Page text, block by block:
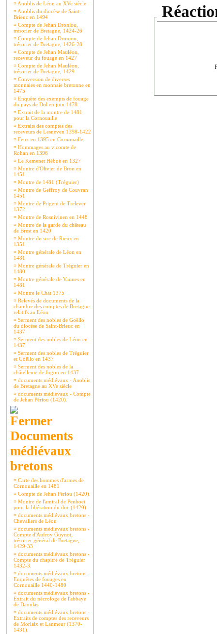
¤ Anoblis de Léon au XVe siècle
¤ Anoblis du diocèse de Saint-
Brieuc en 1494
¤ Compte de Jehan Droniou,
trésorier de Bretagne, 1424-26
¤ Compte de Jehan Droniou,
trésorier de Bretagne, 1426-28
¤ Compte de Jehan Mauléon,
receveur du fouage en 1427
¤ Compte de Jehan Mauléon,
trésorier de Bretagne, 1429
¤ Conversion de diverses
monnaies en monnaie bretonne en
1475
¤ Enquête des exempts de fouage
du pays de Dol en juin 1478.
¤ Extrait de la montre de 1481
pour la Cornouaille
¤ Extraits des comptes des
receveurs de Lesneven 1398-1422
¤ Feux en 1395 en Cornouaille
¤ Hommages au vicomte de
Rohan en 1396
¤ Le Kemenet Héboé en 1327
¤ Montre d'Olivier de Bron en
1451
¤ Montre de 1481 (Tréguier)
¤ Montre de Geffroy de Couvran
1451
¤ Montre de Prigent de Trelever
1372
¤ Montre de Rosnivinen en 1448
¤ Montre de la garde du château
de Brest en 1420
¤ Montre du sire de Rieux en
1351
¤ Montre générale de Léon en
1481
¤ Montre générale de Tréguier en
1480.
¤ Montre générale de Vannes en
1481
¤ Montre le Chat 1375
¤ Relevés de documents de la
chambre des comptes de Bretagne
relatifs au Léon
¤ Serment des nobles de Goëllo
du diocèse de Saint-Brieuc en
1437
¤ Serment des nobles de Léon en
1437
¤ Serment des nobles de Tréguier
et Goëllo en 1437
¤ Serment des nobles de la
châtellenie de Jugon en 1437
¤ documents médiévaux - Anoblis
de Bretagne au XVe siècle
¤ documents médiévaux - Compte
de Jehan Périou (1420).
Documents
médiévaux
bretons
¤ Carte des hommes d'armes de
Cornouaille en 1481
¤ Compte de Jehan Périou (1420).
¤ Montre de l'amiral de Penhoet
pour la libération du duc (1420)
¤ documents médiévaux bretons -
Chevaliers de Léon
¤ documents médiévaux bretons -
Compte d'Aufroy Guynot,
trésorier général de Bretagne,
1429-33
¤ documents médiévaux bretons -
Compte du chapitre de Tréguier
1432-3.
¤ documents médiévaux bretons -
Enquêtes de fouages en
Cornouaille 1440-1480
¤ documents médiévaux bretons -
Extrait du nécrologe de l'abbaye
de Daoulas
¤ documents médiévaux bretons -
Extraits de comptes des receveurs
de Morlaix et Lanmeur (1370-
1431).